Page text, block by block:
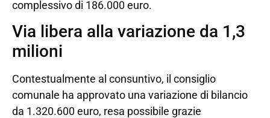
complessivo di 186.000 euro.
Via libera alla variazione da 1,3
milioni
Contestualmente al consuntivo, il consiglio
comunale ha approvato una variazione di bilancio
da 1.320.600 euro, resa possibile grazie